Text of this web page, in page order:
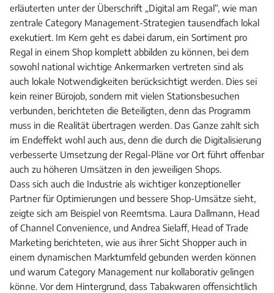
erläuterten unter der Überschrift „Digital am Regal“, wie man
zentrale Category Management-Strategien tausendfach lokal
exekutiert. Im Kern geht es dabei darum, ein Sortiment pro
Regal in einem Shop komplett abbilden zu können, bei dem
sowohl national wichtige Ankermarken vertreten sind als
auch lokale Notwendigkeiten berücksichtigt werden. Dies sei
kein reiner Bürojob, sondern mit vielen Stationsbesuchen
verbunden, berichteten die Beteiligten, denn das Programm
muss in die Realität übertragen werden. Das Ganze zahlt sich
im Endeffekt wohl auch aus, denn die durch die Digitalisierung
verbesserte Umsetzung der Regal-Pläne vor Ort führt offenbar
auch zu höheren Umsätzen in den jeweiligen Shops.
Dass sich auch die Industrie als wichtiger konzeptioneller
Partner für Optimierungen und bessere Shop-Umsätze sieht,
zeigte sich am Beispiel von Reemtsma. Laura Dallmann, Head
of Channel Convenience, und Andrea Sielaff, Head of Trade
Marketing berichteten, wie aus ihrer Sicht Shopper auch in
einem dynamischen Marktumfeld gebunden werden können
und warum Category Management nur kollaborativ gelingen
könne. Vor dem Hintergrund, dass Tabakwaren offensichtlich